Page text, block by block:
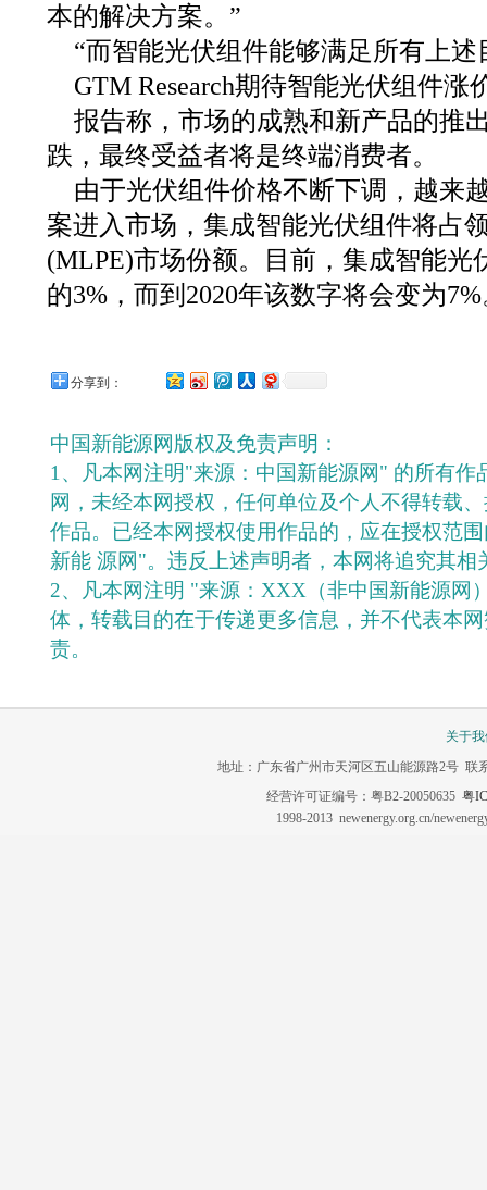
本的解决方案。”
“而智能光伏组件能够满足所有上述
GTM Research期待智能光伏组件涨
报告称，市场的成熟和新产品的推
跌，最终受益者将是终端消费者。
由于光伏组件价格不断下调，越来
案进入市场，集成智能光伏组件将占
(MLPE)市场份额。目前，集成智能光
的3%，而到2020年该数字将会变为
分享到：
中国新能源网版权及免责声明：
1、凡本网注明"来源：中国新能源网" 的所有作
网，未经本网授权，任何单位及个人不得转载
作品。已经本网授权使用作品的，应在授权范
新能 源网"。违反上述声明者，本网将追究其相
2、凡本网注明 "来源：XXX（非中国新能源网
体，转载目的在于传递更多信息，并不代表本
责。
关于
地址：广东省广州市天河区五山能源路2号 联
经营许可证编号：粤B2-20050635 粤
1998-2013 newenergy.org.cn/